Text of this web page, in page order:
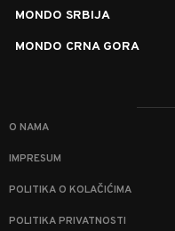
MONDO SRBIJA
MONDO CRNA GORA
O NAMA
IMPRESUM
POLITIKA O KOLAČIĆIMA
POLITIKA PRIVATNOSTI